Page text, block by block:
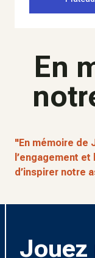
En
"En mémoire de
l’engagement
d’inspirer notre
Jouez